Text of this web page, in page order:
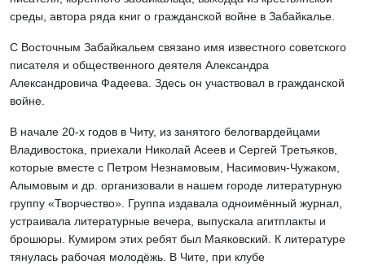
среды, автора ряда книг о гражданской войне в Забайкалье.
С Восточным Забайкальем связано имя известного советского
писателя и общественного деятеля Александра
Александровича Фадеева. Здесь он участвовал в гражданской
войне.
В начале 20-х годов в Читу, из занятого белогвардейцами
Владивостока, приехали Николай Асеев и Сергей Третьяков,
которые вместе с Петром Незнамовым, Насимович-Чужаком,
Алымовым и др. организовали в нашем городе литературную
группу «Творчество». Группа издавала одноимённый журнал,
устраивала литературные вечера, выпускала агитплакты и
брошюры. Кумиром этих ребят был Маяковский. К литературе
тянулась рабочая молодёжь. В Чите, при клубе